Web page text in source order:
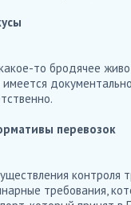
то бродячее
имеется
перевозок
контроля
требования,